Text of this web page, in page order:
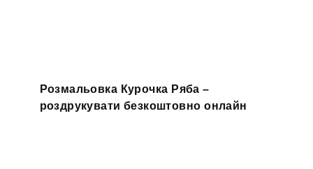
Розмальовка Курочка Ряба –
роздрукувати безкоштовно онлайн